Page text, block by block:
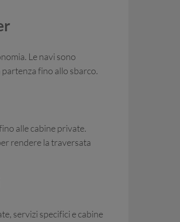
Le navi sono
fino allo sbarco.
alle cabine private.
rendere la traversata
servizi specifici e cabine